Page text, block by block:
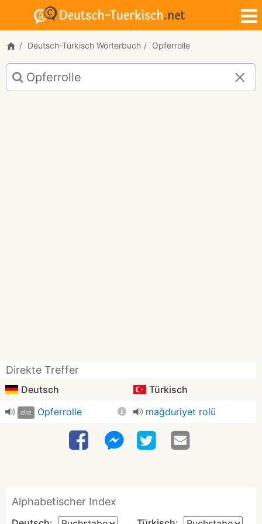
Deutsch-Türkisch Wörterbuch Opferrolle
Deutsch-
Türkisch
Übersetzung
Direkte Treffer
Deutsch Türkisch
die Opferrolle mağduriyet rolü
Alphabetischer Index